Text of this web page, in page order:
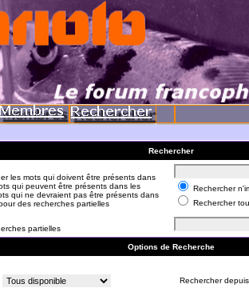
Rechercher
les mots qui doivent être présents dans
qui peuvent être présents dans les
qui ne devraient pas être présents dans
des recherches partielles
Rechercher
Rechercher
partielles
Options de Recherche
Rechercher